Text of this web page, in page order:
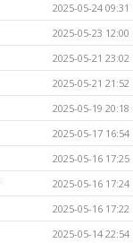
2025-05-24 09:31
2025-05-23 12:00
2025-05-21 23:02
2025-05-21 21:52
2025-05-19 20:18
2025-05-17 16:54
2025-05-16 17:25
2025-05-16 17:24
2025-05-16 17:22
2025-05-14 22:54